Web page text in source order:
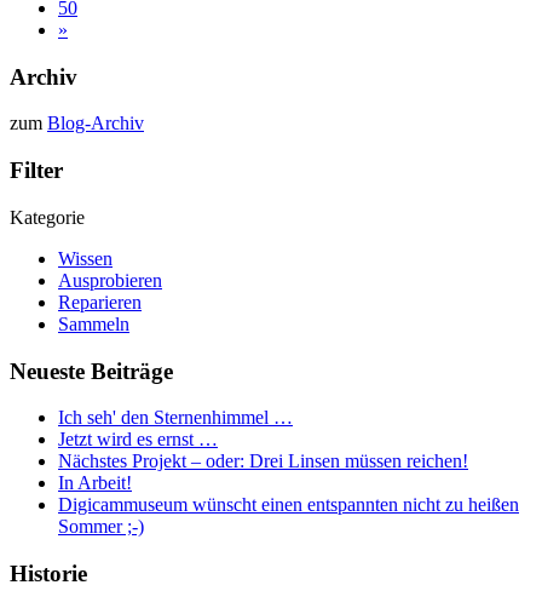
50
»
Archiv
zum Blog-Archiv
Filter
Kategorie
Wissen
Ausprobieren
Reparieren
Sammeln
Neueste Beiträge
Ich seh' den Sternenhimmel …
Jetzt wird es ernst …
Nächstes Projekt – oder: Drei Linsen müssen reichen!
In Arbeit!
Digicammuseum wünscht einen entspannten nicht zu heißen
Sommer ;-)
Historie